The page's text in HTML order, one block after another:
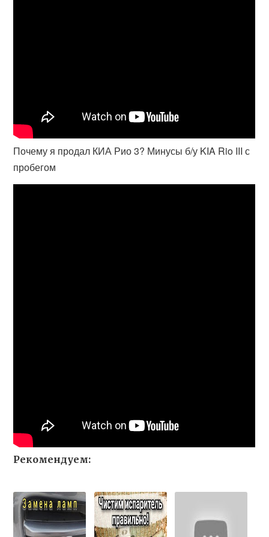
Почему я продал КИА Рио 3? Минусы б/у KIA Rio III с
пробегом
Рекомендуем: